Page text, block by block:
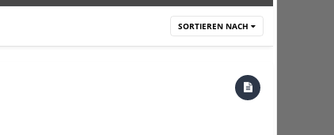
SORTIEREN NACH